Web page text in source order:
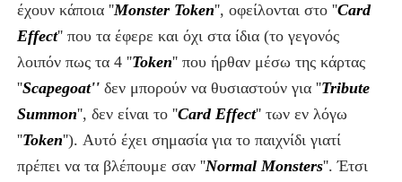
έχουν κάποια''Monster Token'', οφείλονται στο ''Card
Effect'' που τα έφερε και όχι στα ίδια (το γεγονός
λοιπόν πως τα 4 ''Token'' που ήρθαν μέσω της κάρτας
''Scapegoat'' δεν μπορούν να θυσιαστούν για ''Tribute
Summon'', δεν είναι το ''Card Effect'' των εν λόγω
''Token''). Αυτό έχει σημασία για το παιχνίδι γιατί
πρέπει να τα βλέπουμε σαν ''Normal Monsters''. Έτσι